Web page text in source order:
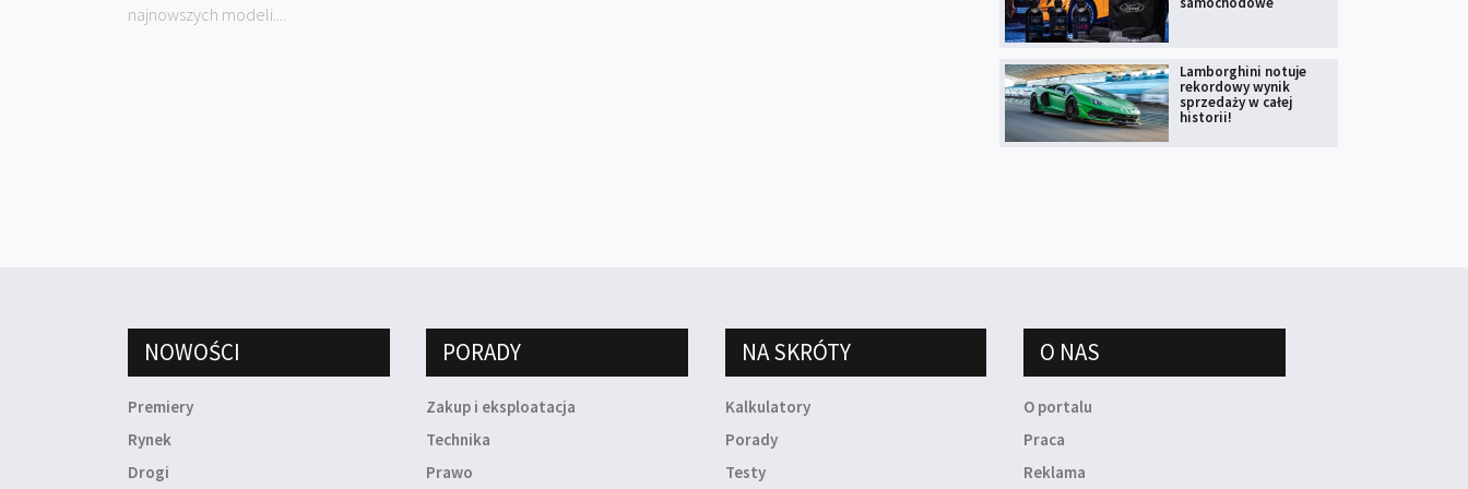
najnowszych modeli....
Lamborghini notuje
rekordowy wynik
sprzedaży w całej
historii!
NOWOŚCI
Premiery
Rynek
Drogi
PORADY
Zakup i eksploatacja
Technika
Prawo
NA SKRÓTY
Kalkulatory
Porady
Testy
O NAS
O portalu
Praca
Reklama